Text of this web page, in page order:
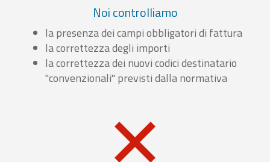
Noi controlliamo
la presenza dei campi obbligatori di fattura
la correttezza degli importi
la correttezza dei nuovi codici destinatario
"convenzionali" previsti dalla normativa